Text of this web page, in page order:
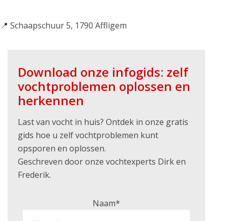
📍 Schaapschuur 5, 1790 Affligem
Download onze infogids: zelf
vochtproblemen oplossen en
herkennen
Last van vocht in huis? Ontdek in onze gratis
gids hoe u zelf vochtproblemen kunt
opsporen en oplossen.
Geschreven door onze vochtexperts Dirk en
Frederik.
Naam*